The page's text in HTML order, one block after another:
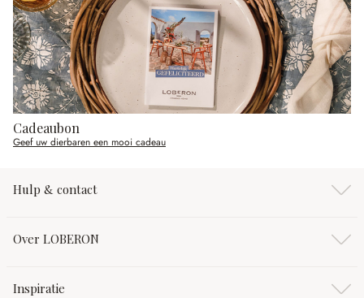
Cadeaubon
Geef uw dierbaren een mooi cadeau
Hulp & contact
Over LOBERON
Inspiratie